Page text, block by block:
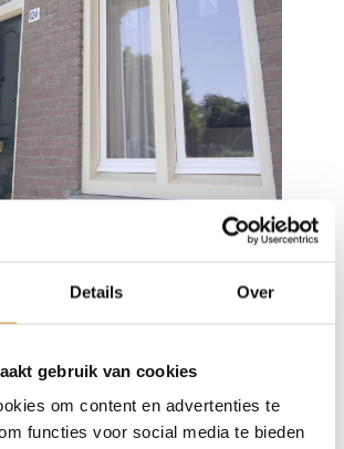
Details Over
gebruik van cookies
om content en advertenties te
functies voor social media te bieden
isoleren
panden bevatten nog
in strijd is met moderne comfort-
en schimmelvorming, …